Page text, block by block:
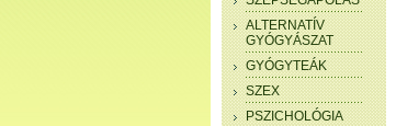
ALTERNATÍV
GYÓGYÁSZAT
GYÓGYTEÁK
SZEX
PSZICHOLÓGIA